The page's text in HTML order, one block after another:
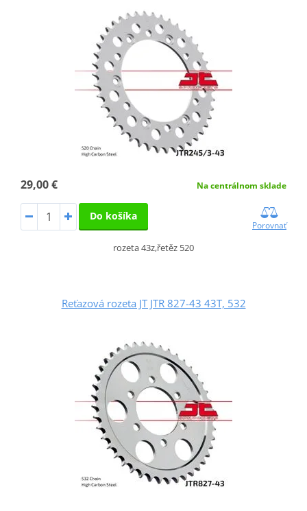
29,00 € Na centrálnom sklade
Do košíka
Porovnať
rozeta 43z,řetěz 520
Reťazová rozeta JT JTR 827-43 43T, 532